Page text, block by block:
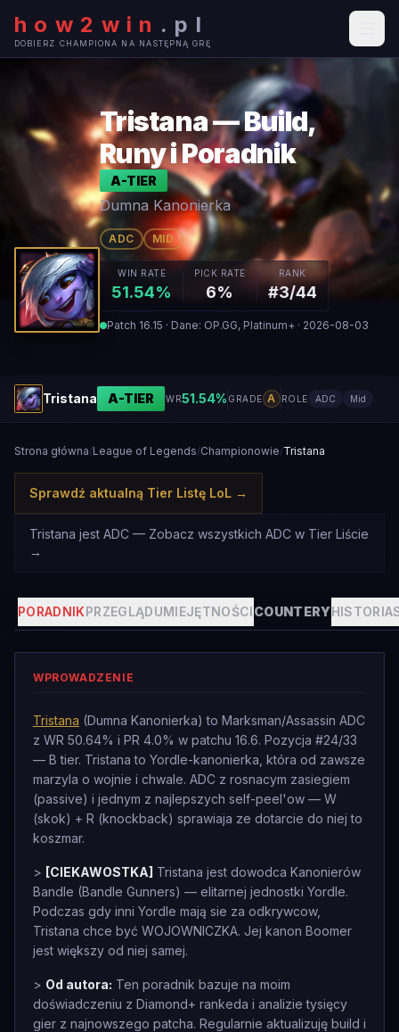
how2win . pl
DOBIERZ CHAMPIONA NA NASTĘPNĄ GRĘ
Tristana — Build,
Runy i Poradnik
A-TIER
Dumna Kanonierka
ADC MID
WIN RATE
51.54%
PICK RATE
6%
RANK
#3/44
Patch 16.15 · Dane: OP.GG, Platinum+ · 2026-08-03
Tristana A-TIER WR51.54% GRADE A ROLE ADC Mid
Strona główna/League of Legends/Championowie/Tristana
Sprawdź aktualną Tier Listę LoL →
Tristana jest ADC — Zobacz wszystkich ADC w Tier Liście
→
PORADNIKPRZEGLĄDUMIEJĘTNOŚCICOUNTERYHISTORIA
WPROWADZENIE
Tristana (Dumna Kanonierka) to Marksman/Assassin ADC
z WR 50.64% i PR 4.0% w patchu 16.6. Pozycja #24/33
— B tier. Tristana to Yordle-kanonierka, która od zawsze
marzyla o wojnie i chwale. ADC z rosnacym zasiegiem
(passive) i jednym z najlepszych self-peel'ow — W
(skok) + R (knockback) sprawiaja ze dotarcie do niej to
koszmar.
> [CIEKAWOSTKA] Tristana jest dowodca Kanonierów
Bandle (Bandle Gunners) — elitarnej jednostki Yordle.
Podczas gdy inni Yordle mają sie za odkrywcow,
Tristana chce być WOJOWNICZKA. Jej kanon Boomer
jest większy od niej samej.
> Od autora: Ten poradnik bazuje na moim
doświadczeniu z Diamond+ rankeda i analizie tysięcy
gier z najnowszego patcha. Regularnie aktualizuję build i